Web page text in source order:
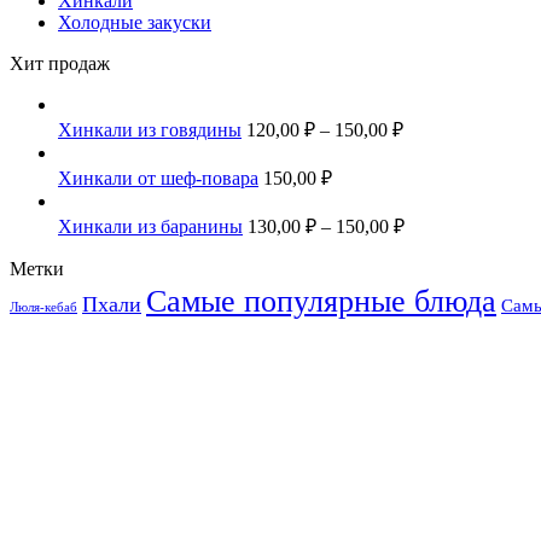
Холодные закуски
Хит продаж
Хинкали из говядины 120,00 ₽ – 150,00 ₽
Хинкали от шеф-повара 150,00 ₽
Хинкали из баранины 130,00 ₽ – 150,00 ₽
Метки
Люля-кебаб Пхали Самые популярные блюда